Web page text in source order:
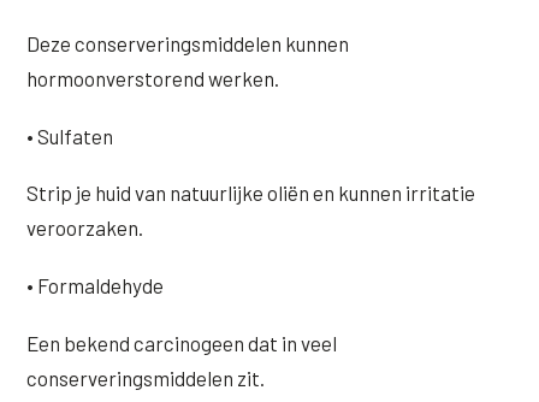
Deze conserveringsmiddelen kunnen
hormoonverstorend werken.
• Sulfaten
Strip je huid van natuurlijke oliën en kunnen irritatie
veroorzaken.
• Formaldehyde
Een bekend carcinogeen dat in veel
conserveringsmiddelen zit.